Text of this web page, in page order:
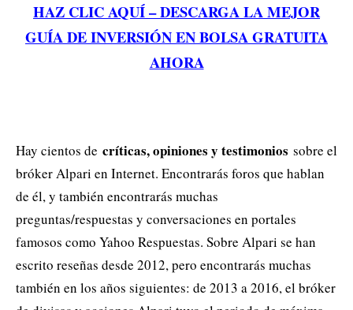
HAZ CLIC AQUÍ – DESCARGA LA MEJOR
GUÍA DE INVERSIÓN EN BOLSA GRATUITA
AHORA
Hay cientos de críticas, opiniones y testimonios sobre el
bróker Alpari en Internet. Encontrarás foros que hablan
de él, y también encontrarás muchas
preguntas/respuestas y conversaciones en portales
famosos como Yahoo Respuestas. Sobre Alpari se han
escrito reseñas desde 2012, pero encontrarás muchas
también en los años siguientes: de 2013 a 2016, el bróker